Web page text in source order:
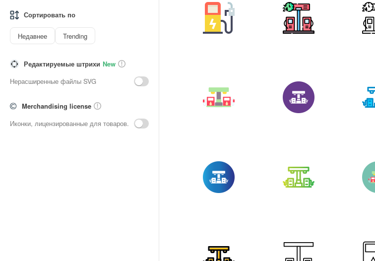
Сортировать по
Недавнее Trending
Редактируемые штрихи New
Нерасширенные файлы SVG
Merchandising license
Иконки, лицензированные для товаров.